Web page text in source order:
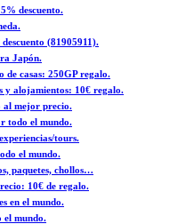
descuento.
(81905911).
Japón.
de casas: 250GP regalo.
y alojamientos: 10€ regalo.
al mejor precio.
todo el mundo.
tours.
el mundo.
paquetes, chollos…
10€ de regalo.
en el mundo.
el mundo.